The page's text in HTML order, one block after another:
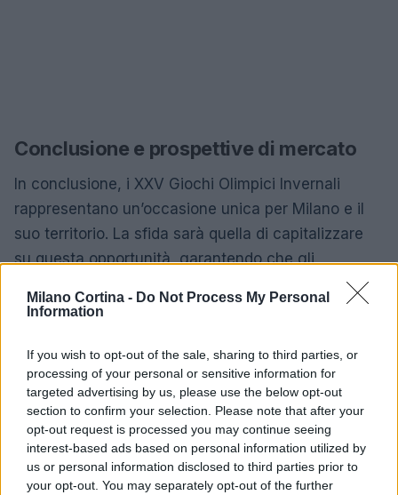
Milano Cortina - Do Not Process My Personal
Information
If you wish to opt-out of the sale, sharing to third parties, or
processing of your personal or sensitive information for
targeted advertising by us, please use the below opt-out
section to confirm your selection. Please note that after your
opt-out request is processed you may continue seeing
interest-based ads based on personal information utilized by
us or personal information disclosed to third parties prior to
your opt-out. You may separately opt-out of the further
Conclusione e prospettive di mercato
In conclusione, i XXV Giochi Olimpici Invernali
rappresentano un’occasione unica per Milano e il
suo territorio. La sfida sarà quella di capitalizzare
su questa opportunità, garantendo che gli
sostenibili e producano benefici a lungo termine.
come eventi di questo tipo possano influenzare non
solo l’economia locale, ma anche il panorama
finanziario internazionale. Con le giuste strategie e
una pianificazione accurata, Milano potrebbe
diventare un modello per futuri eventi olimpici e per
lo sviluppo urbano sostenibile.Sei pronto a vivere